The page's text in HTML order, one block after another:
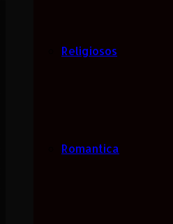
Religiosos
Romantica